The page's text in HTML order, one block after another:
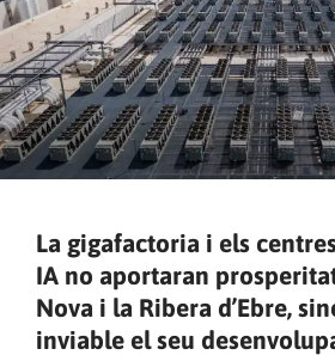
La gigafactoria i els
IA no aportaran
Nova i la Ribera d’Ebre,
inviable el seu